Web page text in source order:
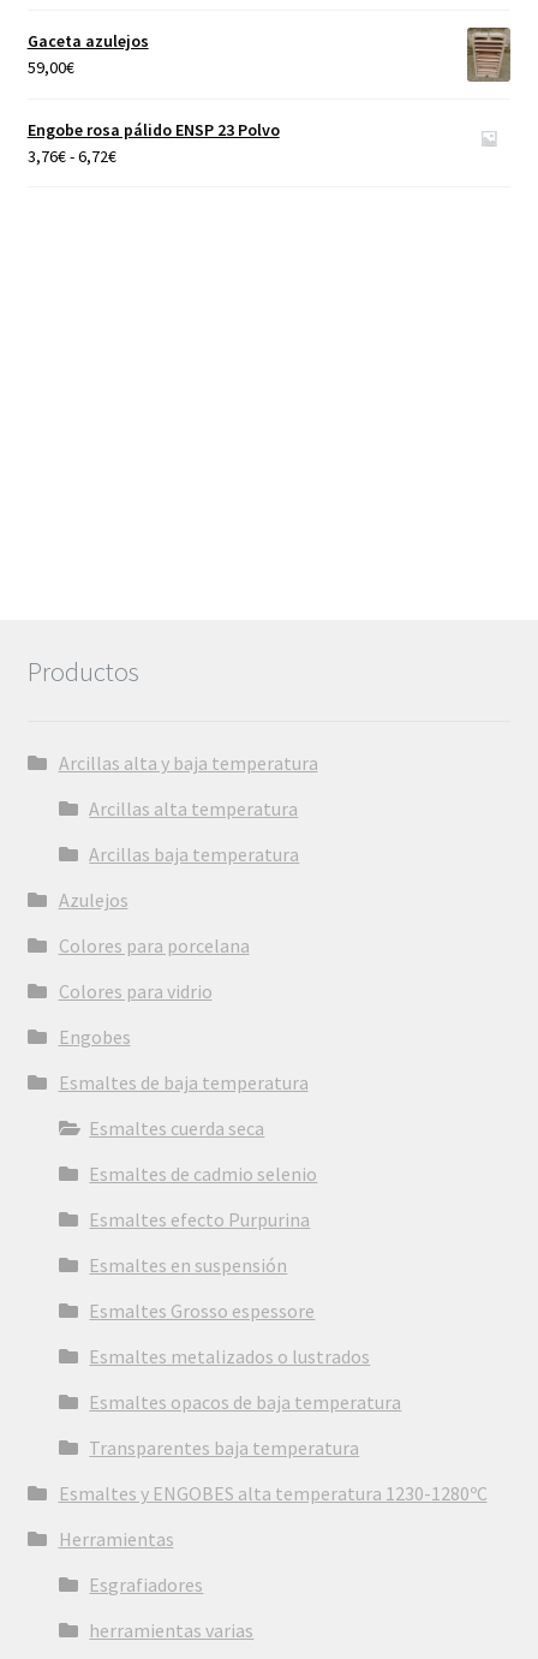
precios:
desde
40,00€
Gaceta azulejos
59,00€
Engobe rosa pálido ENSP 23 Polvo
3,76€-6,72€Rango
Productos
Arcillas alta y baja temperatura
Arcillas alta temperatura
Arcillas baja temperatura
Azulejos
Colores para porcelana
Colores para vidrio
Engobes
Esmaltes de baja temperatura
Esmaltes cuerda seca
Esmaltes de cadmio selenio
Esmaltes efecto Purpurina
Esmaltes en suspensión
Esmaltes Grosso espessore
Esmaltes metalizados o lustrados
Esmaltes opacos de baja temperatura
Transparentes baja temperatura
Esmaltes y ENGOBES alta temperatura 1230-1280ºC
Herramientas
Esgrafiadores
herramientas varias